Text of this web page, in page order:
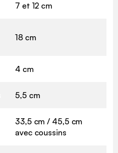
7 et 12 cm
18 cm
4 cm
5,5 cm
33,5 cm / 45,5 cm
avec coussins